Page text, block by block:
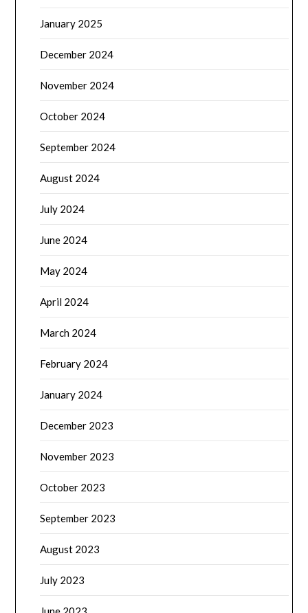
January 2025
December 2024
November 2024
October 2024
September 2024
August 2024
July 2024
June 2024
May 2024
April 2024
March 2024
February 2024
January 2024
December 2023
November 2023
October 2023
September 2023
August 2023
July 2023